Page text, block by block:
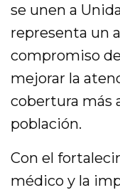
se unen a
representa un
compromiso
mejorar la
cobertura más
población.
Con el
médico y la